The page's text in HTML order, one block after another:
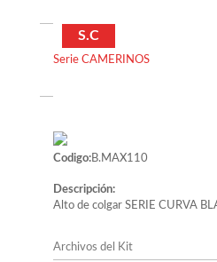
S.C
Serie CAMERINOS
Codigo:B.MAX110
Descripción:
Alto de colgar SERIE CURVA
Archivos del Kit